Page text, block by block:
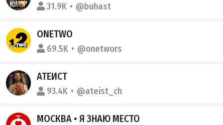
31.9K @buhast
ONETWO
69.5K @onetwors
АТЕИСТ
93.4K @ateist_ch
МОСКВА • Я ЗНАЮ МЕСТО